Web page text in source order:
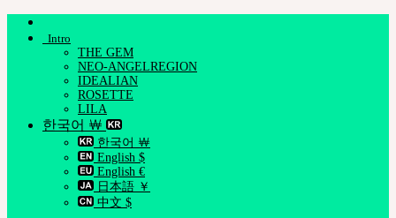
Skip
Intro
THE GEM
NEO-ANGELREGION
IDEALIAN
ROSETTE
LILA
한국어 ￦
한국어 ￦
English $
English €
日本語 ￥
中文 $